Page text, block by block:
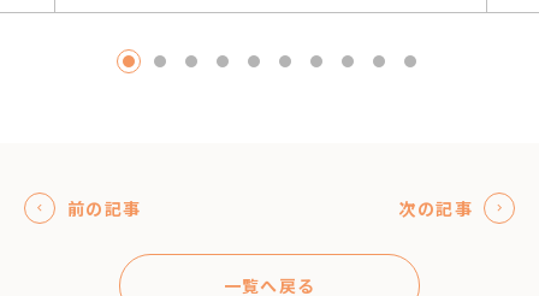
1
2 3 4 5 6 7 8
前の記事 次の記事
一覧へ戻る